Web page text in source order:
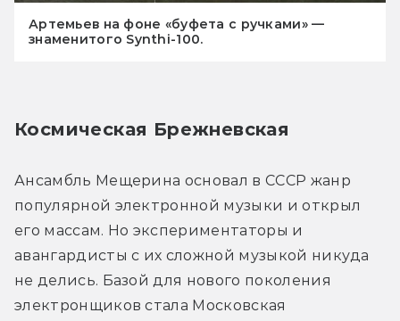
Артемьев на фоне «буфета с ручками» —
знаменитого Synthi-100.
Космическая Брежневская
Ансамбль Мещерина основал в СССР жанр
популярной электронной музыки и открыл
его массам. Но экспериментаторы и
авангардисты с их сложной музыкой никуда
не делись. Базой для нового поколения
электронщиков стала Московская